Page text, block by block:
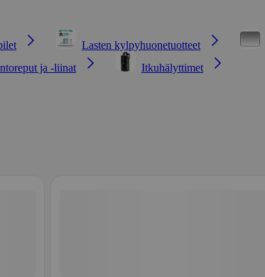
Lasten kylpyhuonetuotteet
ja -liinat Itkuhälyttimet